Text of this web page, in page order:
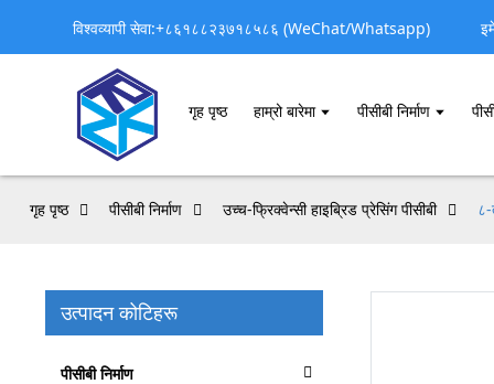
विश्वव्यापी सेवा:+८६१८८२३७१८५८६ (WeChat/Whatsapp)
गृह पृष्ठ हाम्रो बारेमा पीसीबी निर्माण
गृह पृष्ठ पीसीबी निर्माण उच्च-फ्रिक्वेन्सी हाइब्रिड प्रेसिंग पीसीबी
उत्पादन कोटिहरू
पीसीबी निर्माण
बेस स्टेशन एन्टेना र ट्रान्सीभरहरू
मिलिमिटर-वेभ (मिमीवेभ) आरएफ फ्रन्ट-एन्ड मोड्युलहरू
उच्च-गतिको ब्याकहल र फाइबर-अप्टिक नेटवर्कहरू
यो किन महत्त्वपूर्ण छ: 5G नेटवर्कहरू उच्च फ्रिक्वेन्सीहरू (24 GHz देखि 100 GHz) मा
२. उपग्रह र एयरोस्पेस इलेक्ट्रोनिक्स
३. अटोमोटिभ राडार र ADAS प्रणालीहरू